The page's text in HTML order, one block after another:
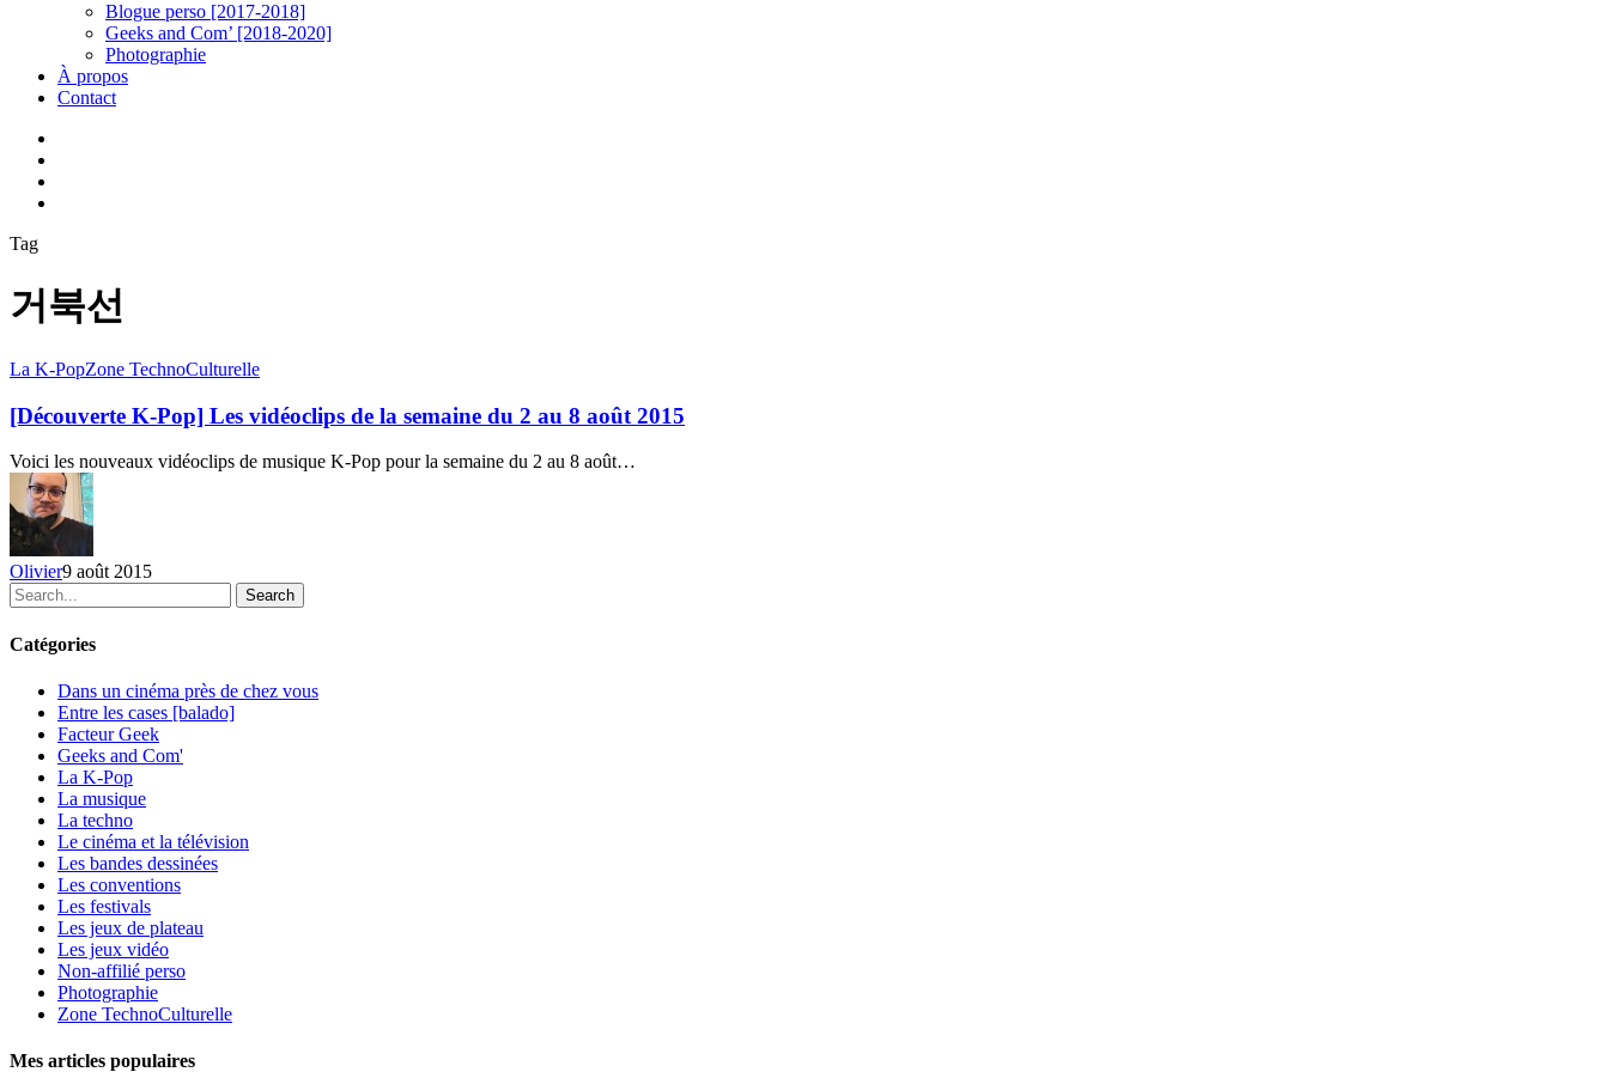
Blogue perso [2017-2018]
Geeks and Com’ [2018-2020]
Photographie
À propos
Contact
Tag
거북선
[Découverte
Pop]
Les
vidéoclips
de
semaine
du
2
au
8
2015
La K-PopZone TechnoCulturelle
[Découverte K-Pop] Les vidéoclips de la semaine du 2 au 8 août 2015
Voici les nouveaux vidéoclips de musique K-Pop pour la semaine du 2 au 8 août…
Olivier9 août 2015
Search
Catégories
Dans un cinéma près de chez vous
Entre les cases [balado]
Facteur Geek
Geeks and Com'
La K-Pop
La musique
La techno
Le cinéma et la télévision
Les bandes dessinées
Les conventions
Les festivals
Les jeux de plateau
Les jeux vidéo
Non-affilié perso
Photographie
Zone TechnoCulturelle
Mes articles populaires